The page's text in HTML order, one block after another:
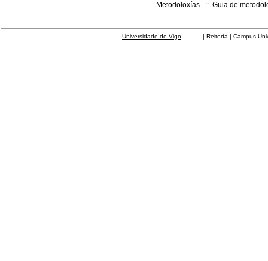
Metodoloxías
:: Guia de
Universidade de Vigo | Reitoría | Campus